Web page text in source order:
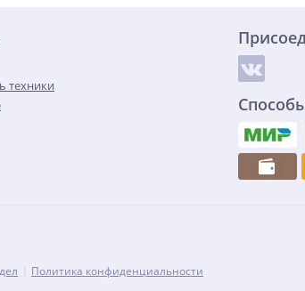
техники
Политика конфиденциальности